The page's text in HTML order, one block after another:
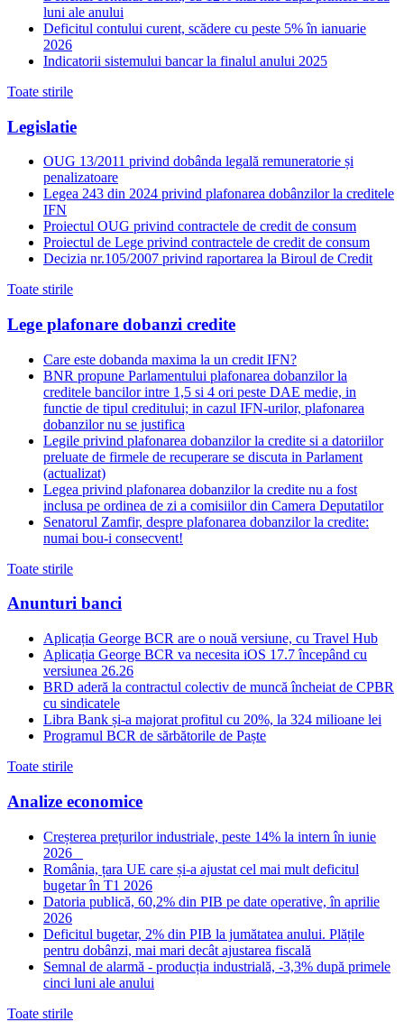
luni ale anului
Deficitul contului curent, scădere cu peste 5% în ianuarie
2026
Indicatorii sistemului bancar la finalul anului 2025
Toate stirile
Legislatie
OUG 13/2011 privind dobânda legală remuneratorie și
penalizatoare
Legea 243 din 2024 privind plafonarea dobânzilor la creditele
IFN
Proiectul OUG privind contractele de credit de consum
Proiectul de Lege privind contractele de credit de consum
Decizia nr.105/2007 privind raportarea la Biroul de Credit
Toate stirile
Lege plafonare dobanzi credite
Care este dobanda maxima la un credit IFN?
BNR propune Parlamentului plafonarea dobanzilor la
creditele bancilor intre 1,5 si 4 ori peste DAE medie, in
functie de tipul creditului; in cazul IFN-urilor, plafonarea
dobanzilor nu se justifica
Legile privind plafonarea dobanzilor la credite si a datoriilor
preluate de firmele de recuperare se discuta in Parlament
(actualizat)
Legea privind plafonarea dobanzilor la credite nu a fost
inclusa pe ordinea de zi a comisiilor din Camera Deputatilor
Senatorul Zamfir, despre plafonarea dobanzilor la credite:
numai bou-i consecvent!
Toate stirile
Anunturi banci
Aplicația George BCR are o nouă versiune, cu Travel Hub
Aplicația George BCR va necesita iOS 17.7 începând cu
versiunea 26.26
BRD aderă la contractul colectiv de muncă încheiat de CPBR
cu sindicatele
Libra Bank și-a majorat profitul cu 20%, la 324 milioane lei
Programul BCR de sărbătorile de Paște
Toate stirile
Analize economice
Creșterea prețurilor industriale, peste 14% la intern în iunie
2026
România, țara UE care și-a ajustat cel mai mult deficitul
bugetar în T1 2026
Datoria publică, 60,2% din PIB pe date operative, în aprilie
2026
Deficitul bugetar, 2% din PIB la jumătatea anului. Plățile
pentru dobânzi, mai mari decât ajustarea fiscală
Semnal de alarmă - producția industrială, -3,3% după primele
cinci luni ale anului
Toate stirile